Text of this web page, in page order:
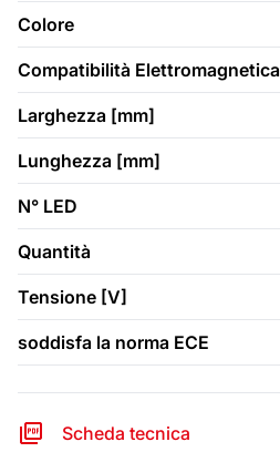
Colore
Compatibilità Elettromagnetica
Larghezza [mm]
Lunghezza [mm]
N° LED
Quantità
Tensione [V]
soddisfa la norma ECE
Scheda tecnica